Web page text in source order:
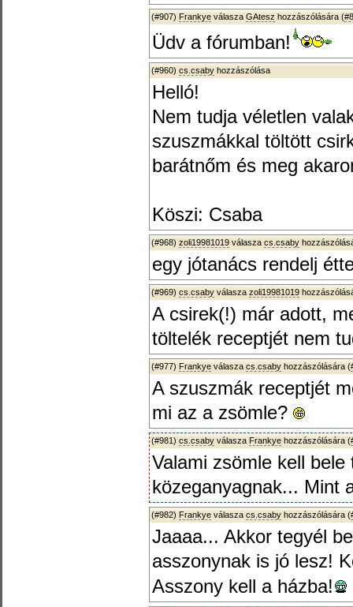
(#907) Frankye válasza GAtesz hozzászólására (
Üdv a fórumban!
(#960) cs.csaby hozzászólása
Helló!
Nem tudja véletlen
szuszmákkal töltött
barátnőm és meg
Köszi: Csaba
(#968) zoli19981019 válasza cs.csaby
egy jótanács rendelj
(#969) cs.csaby válasza zoli19981019
A csirek(!) már adott,
töltelék receptjét nem
(#977) Frankye válasza cs.csaby hozzászólására (
A szuszmák receptjét
mi az a zsömle?
(#981) cs.csaby válasza Frankye hozzászólására (
Valami zsömle kell
közeganyagnak... Mint
(#982) Frankye válasza cs.csaby hozzászólására (
Jaaaa... Akkor tegyél
asszonynak is jó lesz!
Asszony kell a házba!